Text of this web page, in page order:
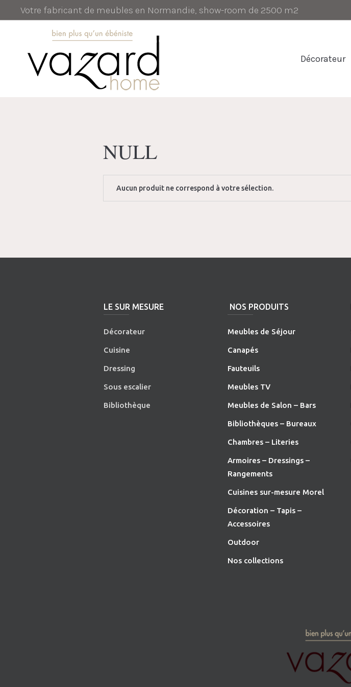
Votre fabricant de meubles en Normandie, show-room de 2500 m2
Décorateur
NULL
Aucun produit ne correspond à votre sélection.
LE SUR MESURE
Décorateur
Cuisine
Dressing
Sous escalier
Bibliothèque
NOS PRODUITS
Meubles de Séjour
Canapés
Fauteuils
Meubles TV
Meubles de Salon – Bars
Bibliothèques – Bureaux
Chambres – Literies
Armoires – Dressings –
Rangements
Cuisines sur-mesure Morel
Décoration – Tapis –
Accessoires
Outdoor
Nos collections